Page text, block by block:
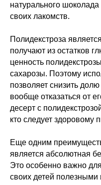
натурального
своих лакомств.
Полидекстроза
получают из остатков
ценность
сахарозы. Поэтому
позволяет снизить
вообще отказаться от
десерт с
кто следует здоровому
Еще одним
является абсолютная
Это особенно важно
своих детей